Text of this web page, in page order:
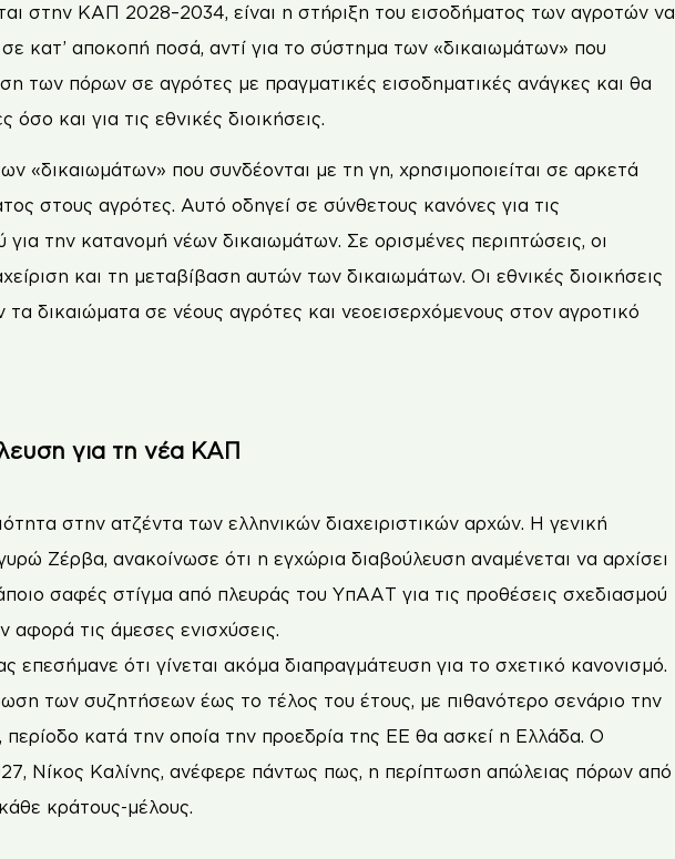
στην ΚΑΠ 2028–2034, είναι η στήριξη του εισοδήματος των αγροτών να
κατ’ αποκοπή ποσά, αντί για το σύστημα των «δικαιωμάτων» που
των πόρων σε αγρότες με πραγματικές εισοδηματικές ανάγκες και θα
και για τις εθνικές διοικήσεις.
«δικαιωμάτων» που συνδέονται με τη γη, χρησιμοποιείται σε αρκετά
στους αγρότες. Αυτό οδηγεί σε σύνθετους κανόνες για τις
για την κατανομή νέων δικαιωμάτων. Σε ορισμένες περιπτώσεις, οι
και τη μεταβίβαση αυτών των δικαιωμάτων. Οι εθνικές διοικήσεις
τα δικαιώματα σε νέους αγρότες και νεοεισερχόμενους στον αγροτικό
για τη νέα ΚΑΠ
στην ατζέντα των ελληνικών διαχειριστικών αρχών. Η γενική
Ζέρβα, ανακοίνωσε ότι η εγχώρια διαβούλευση αναμένεται να αρχίσει
σαφές στίγμα από πλευράς του ΥπΑΑΤ για τις προθέσεις σχεδιασμού
αφορά τις άμεσες ενισχύσεις.
ότι γίνεται ακόμα διαπραγμάτευση για το σχετικό κανονισμό.
των συζητήσεων έως το τέλος του έτους, με πιθανότερο σενάριο την
κατά την οποία την προεδρία της ΕΕ θα ασκεί η Ελλάδα. Ο
Νίκος Καλίνης, ανέφερε πάντως πως, η περίπτωση απώλειας πόρων από
κράτους-μέλους.